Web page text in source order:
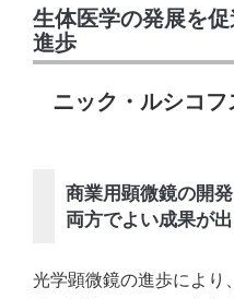
生体医学の発展を
進歩
ニック・ルシコ
商業用顕微鏡の開
両方でよい成果が
光学顕微鏡の進歩により